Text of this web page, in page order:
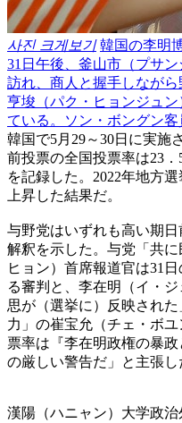
사진 크게보기 韓国の李明
31日午後、釜山市（プサ
訪れ、商人と握手しなが
亨埈（パク・ヒョンジュ
ている。ソン・ボングン客
韓国で5月29～30日に実施
前投票の全国投票率は23
を記録した。2022年地方
上昇した結果だ。
与野党はいずれも高い期
解釈を示した。与党「共
ヒョン）首席報道官は31
る審判と、李在明（イ・
思が（選挙に）反映され
力」の崔宝允（チェ・ボ
票率は『李在明政権の暴
の厳しい警告だ」と主張し
漢陽（ハニャン）大学政